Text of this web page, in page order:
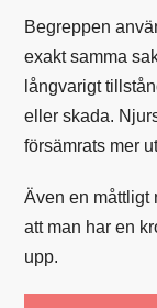
Begreppen
exakt samma
långvarigt
eller skada.
försämrats mer
Även en måttligt
att man har en
upp.